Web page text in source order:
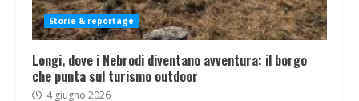
Storie & reportage
Longi, dove i Nebrodi diventano avventura: il borgo
che punta sul turismo outdoor
4 giugno 2026